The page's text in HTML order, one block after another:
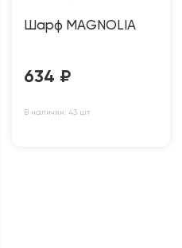
Шарф MAGNOLIA
634 ₽
В наличии: 43 шт